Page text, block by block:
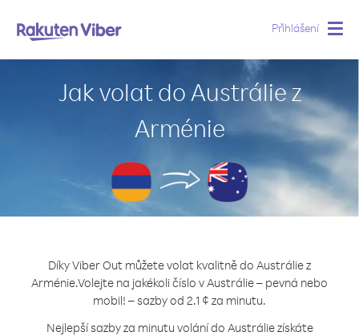
Přihlášení
Jak volat do Austrálie z
Arménie
Díky Viber Out můžete volat kvalitně do Austrálie z
Arménie.Volejte na jakékoli číslo v Austrálie – pevná nebo
mobil! – sazby od 2.1 ¢ za minutu.
Nejlepší sazby za minutu volání do Austrálie získáte